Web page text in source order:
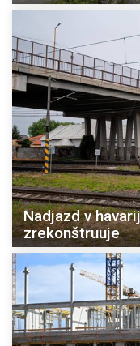
Nadjazd v
zrekonštruuje